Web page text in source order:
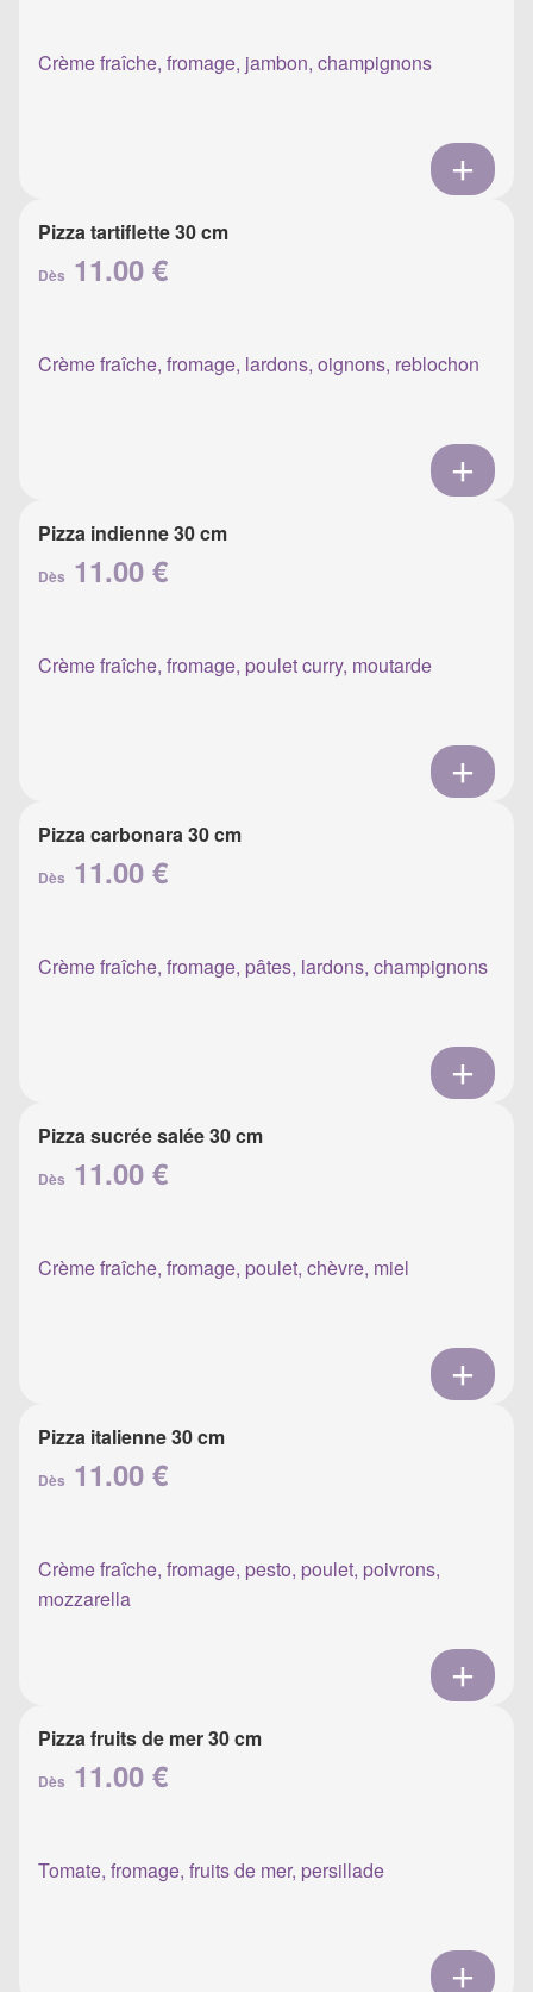
Crème fraîche, fromage, jambon, champignons
Pizza tartiflette 30 cm
Dès 11.00 €
Crème fraîche, fromage, lardons, oignons, reblochon
Pizza indienne 30 cm
Dès 11.00 €
Crème fraîche, fromage, poulet curry, moutarde
Pizza carbonara 30 cm
Dès 11.00 €
Crème fraîche, fromage, pâtes, lardons, champignons
Pizza sucrée salée 30 cm
Dès 11.00 €
Crème fraîche, fromage, poulet, chèvre, miel
Pizza italienne 30 cm
Dès 11.00 €
Crème fraîche, fromage, pesto, poulet, poivrons,
mozzarella
Pizza fruits de mer 30 cm
Dès 11.00 €
Tomate, fromage, fruits de mer, persillade